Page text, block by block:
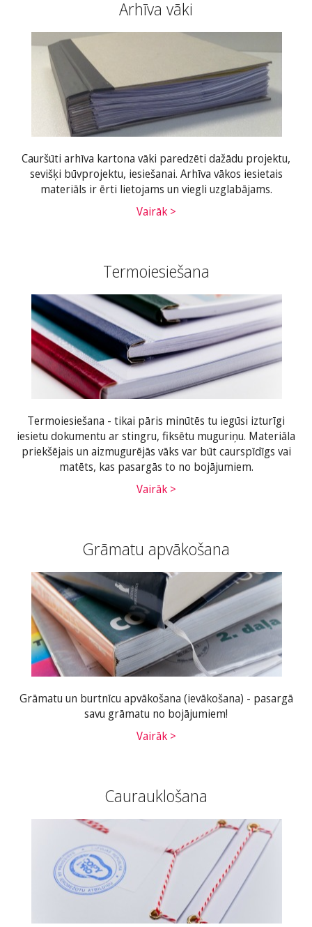
Arhīva vāki
Cauršūti arhīva kartona vāki paredzēti dažādu projektu,
sevišķi būvprojektu, iesiešanai. Arhīva vākos iesietais
materiāls ir ērti lietojams un viegli uzglabājams.
Vairāk >
Termoiesiešana
Termoiesiešana - tikai pāris minūtēs tu iegūsi izturīgi
iesietu dokumentu ar stingru, fiksētu muguriņu. Materiāla
priekšējais un aizmugurējās vāks var būt caurspīdīgs vai
matēts, kas pasargās to no bojājumiem.
Vairāk >
Grāmatu apvākošana
Grāmatu un burtnīcu apvākošana (ievākošana) - pasargā
savu grāmatu no bojājumiem!
Vairāk >
Caurauklošana